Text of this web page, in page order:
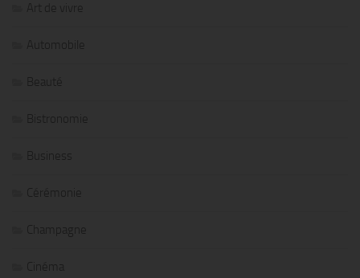
Art de vivre
Automobile
Beauté
Bistronomie
Business
Cérémonie
Champagne
Cinéma